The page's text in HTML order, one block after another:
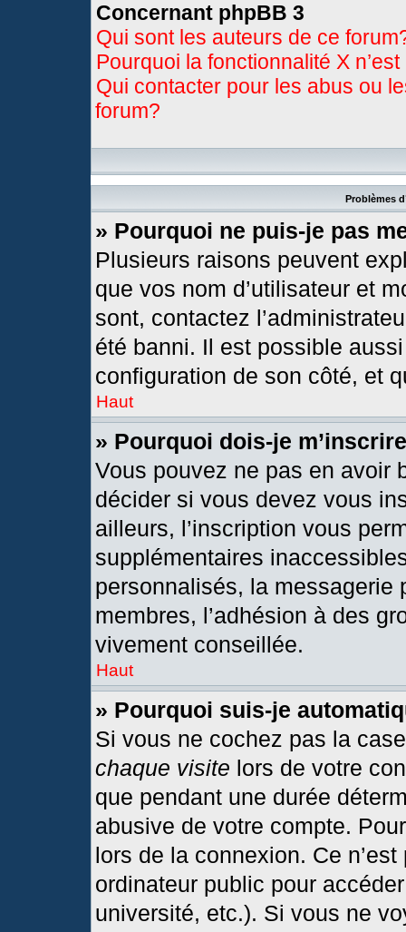
Concernant phpBB 3
Qui sont les auteurs de ce
Pourquoi la fonctionnalité X
Qui contacter pour les abus ou
forum?
Problèmes
» Pourquoi ne puis-je pas
Plusieurs raisons peuvent
que vos nom d’utilisateur et
sont, contactez
été banni. Il est possible
configuration de son côté, et
Haut
» Pourquoi dois-je
Vous pouvez ne pas en avoir
décider si vous devez vous
ailleurs, l’inscription vous
supplémentaires
personnalisés, la messagerie
membres, l’adhésion à des
vivement conseillée.
Haut
» Pourquoi suis-je
Si vous ne cochez pas la
chaque visite lors de votre
que pendant une durée
abusive de votre compte.
lors de la connexion. Ce
ordinateur public pour
université, etc.). Si vous ne